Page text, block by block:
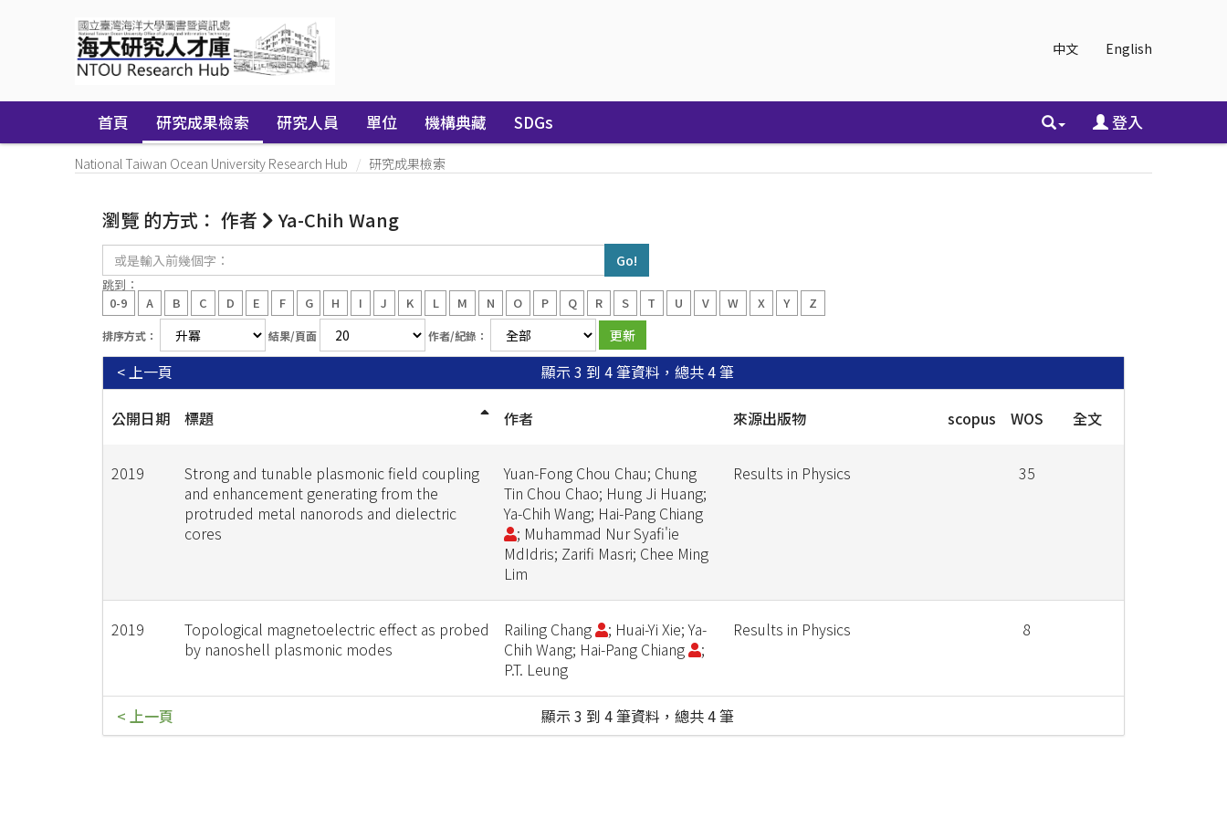
中文 English
首頁 研究成果檢索 研究人員 單位 機構典藏 SDGs 登入
National Taiwan Ocean University Research Hub 研究成果檢索
瀏覽 的方式： 作者 Ya-Chih Wang
或
輸
入
前
幾
字：
跳到：
0-9
A B C D E F G H I J K L M N O P Q R S T U V W X Y Z
排序方式： 結果/頁面 作者/紀錄：
顯示 3 到 4 筆資料，總共 4 筆
< 上一頁
公開日期 標題 作者 來源出版物 scopus WOS 全文
2019
Strong and tunable plasmonic field coupling
and enhancement generating from the
protruded metal nanorods and dielectric
cores
Yuan-Fong Chou Chau; Chung
Tin Chou Chao; Hung Ji Huang;
Ya-Chih Wang; Hai-Pang Chiang
; Muhammad Nur Syafi'ie
MdIdris; Zarifi Masri; Chee Ming
Lim
Results in Physics 35
2019
Topological magnetoelectric effect as probed
by nanoshell plasmonic modes
Railing Chang
; Huai-Yi Xie; Ya-
Chih Wang; Hai-Pang Chiang
;
P.T. Leung
Results in Physics 8
顯示 3 到 4 筆資料，總共 4 筆
< 上一頁